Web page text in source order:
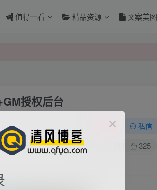
值得一看 精品资源 文案美图
授权后台
关注 私信
325